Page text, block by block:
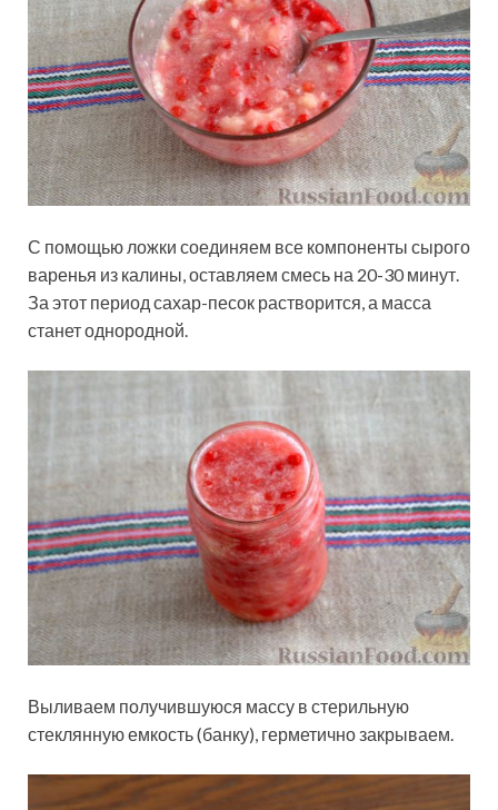
С помощью ложки соединяем все компоненты сырого
варенья из калины, оставляем смесь на 20-30 минут.
За этот период сахар-песок растворится, а масса
станет однородной.
Выливаем получившуюся массу в стерильную
стеклянную емкость (банку), герметично закрываем.